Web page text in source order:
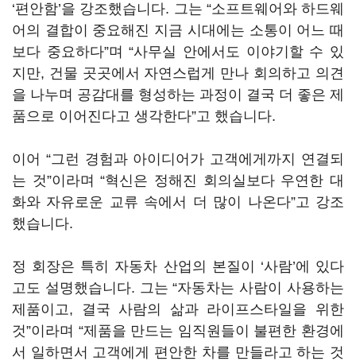
‘편안함’을 강조했습니다. 그는 “소프트웨어와 하드웨
어의 결합이 중요해진 지금 시대에는 소통이 어느 때
보다 중요하다”며 “사무실 안에서도 이야기할 수 있
지만, 건물 곳곳에서 자연스럽게 만나 회의하고 의견
을 나누며 공감대를 형성하는 과정이 결국 더 좋은 제
품으로 이어진다고 생각한다”고 했습니다.
이어 “그런 경험과 아이디어가 고객에게까지 연결되
는 것”이라며 “혁신은 정해진 회의실보다 우연한 대
화와 자유로운 교류 속에서 더 많이 나온다”고 강조
했습니다.
정 회장은 특히 자동차 산업의 본질이 ‘사람’에 있다
고도 설명했습니다. 그는 “자동차는 사람이 사용하는
제품이고, 결국 사람의 삶과 라이프스타일을 위한
것”이라며 “제품을 만드는 임직원들이 불편한 환경에
서 일하면서 고객에게 편안한 차를 만들라고 하는 것